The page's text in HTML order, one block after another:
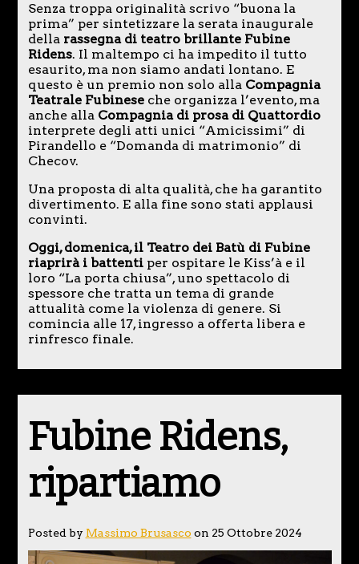
Senza troppa originalità scrivo “buona la
prima” per sintetizzare la serata inaugurale
dellarassegna di teatro brillante Fubine
Ridens. Il maltempo ci ha impedito il tutto
esaurito, ma non siamo andati lontano. E
questo è un premio non solo alla Compagnia
Teatrale Fubineseche organizza l’evento, ma
anche alla Compagnia di prosa di Quattordio
interprete degli atti unici “Amicissimi” di
Pirandello e “Domanda di matrimonio” di
Checov.
Una proposta di alta qualità, che ha garantito
divertimento. E alla fine sono stati applausi
convinti.
Oggi, domenica, il Teatro dei Batù di Fubine
riaprirà i battenti per ospitare le Kiss’à e il
loro “La porta chiusa”, uno spettacolo di
spessore che tratta un tema di grande
attualità come la violenza di genere. Si
comincia alle 17, ingresso a offerta libera e
rinfresco finale.
Fubine Ridens,
ripartiamo
Posted by Massimo Brusasco on 25 Ottobre 2024